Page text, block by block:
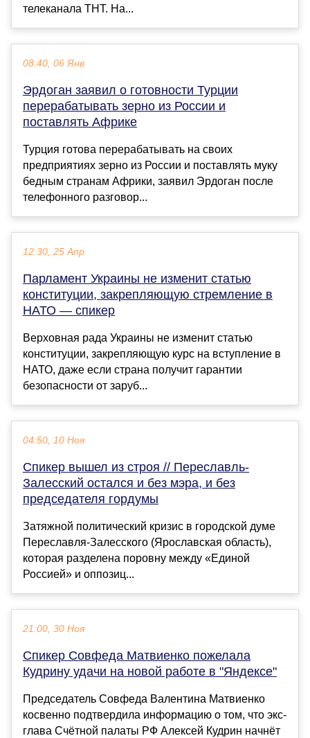
телеканала ТНТ. На...
08:40, 06 Янв
Эрдоган заявил о готовности Турции
перерабатывать зерно из России и
поставлять Африке
Турция готова перерабатывать на своих
предприятиях зерно из России и поставлять муку
бедным странам Африки, заявил Эрдоган после
телефонного разговор...
12:30, 25 Апр
Парламент Украины не изменит статью
конституции, закрепляющую стремление в
НАТО — спикер
Верховная рада Украины не изменит статью
конституции, закрепляющую курс на вступление в
НАТО, даже если страна получит гарантии
безопасности от заруб...
04:50, 10 Ноя
Спикер вышел из строя // Переславль-
Залесский остался и без мэра, и без
председателя гордумы
Затяжной политический кризис в городской думе
Переславля-Залесского (Ярославская область),
которая разделена поровну между «Единой
Россией» и оппозиц...
21:00, 30 Ноя
Спикер Совфеда Матвиенко пожелала
Кудрину удачи на новой работе в "Яндексе"
Председатель Совфеда Валентина Матвиенко
косвенно подтвердила информацию о том, что экс-
глава Счётной палаты РФ Алексей Кудрин начнёт